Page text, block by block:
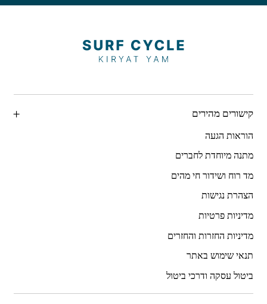
קישורים מהירים
הוראות הגעה
מתנה מיוחדת לחברים
מד רוח ושידור חי מהים
הצהרת נגישות
מדיניות פרטיות
מדיניות החזרות והחזרים
תנאי שימוש באתר
ביטול עסקה ודרכי ביטול